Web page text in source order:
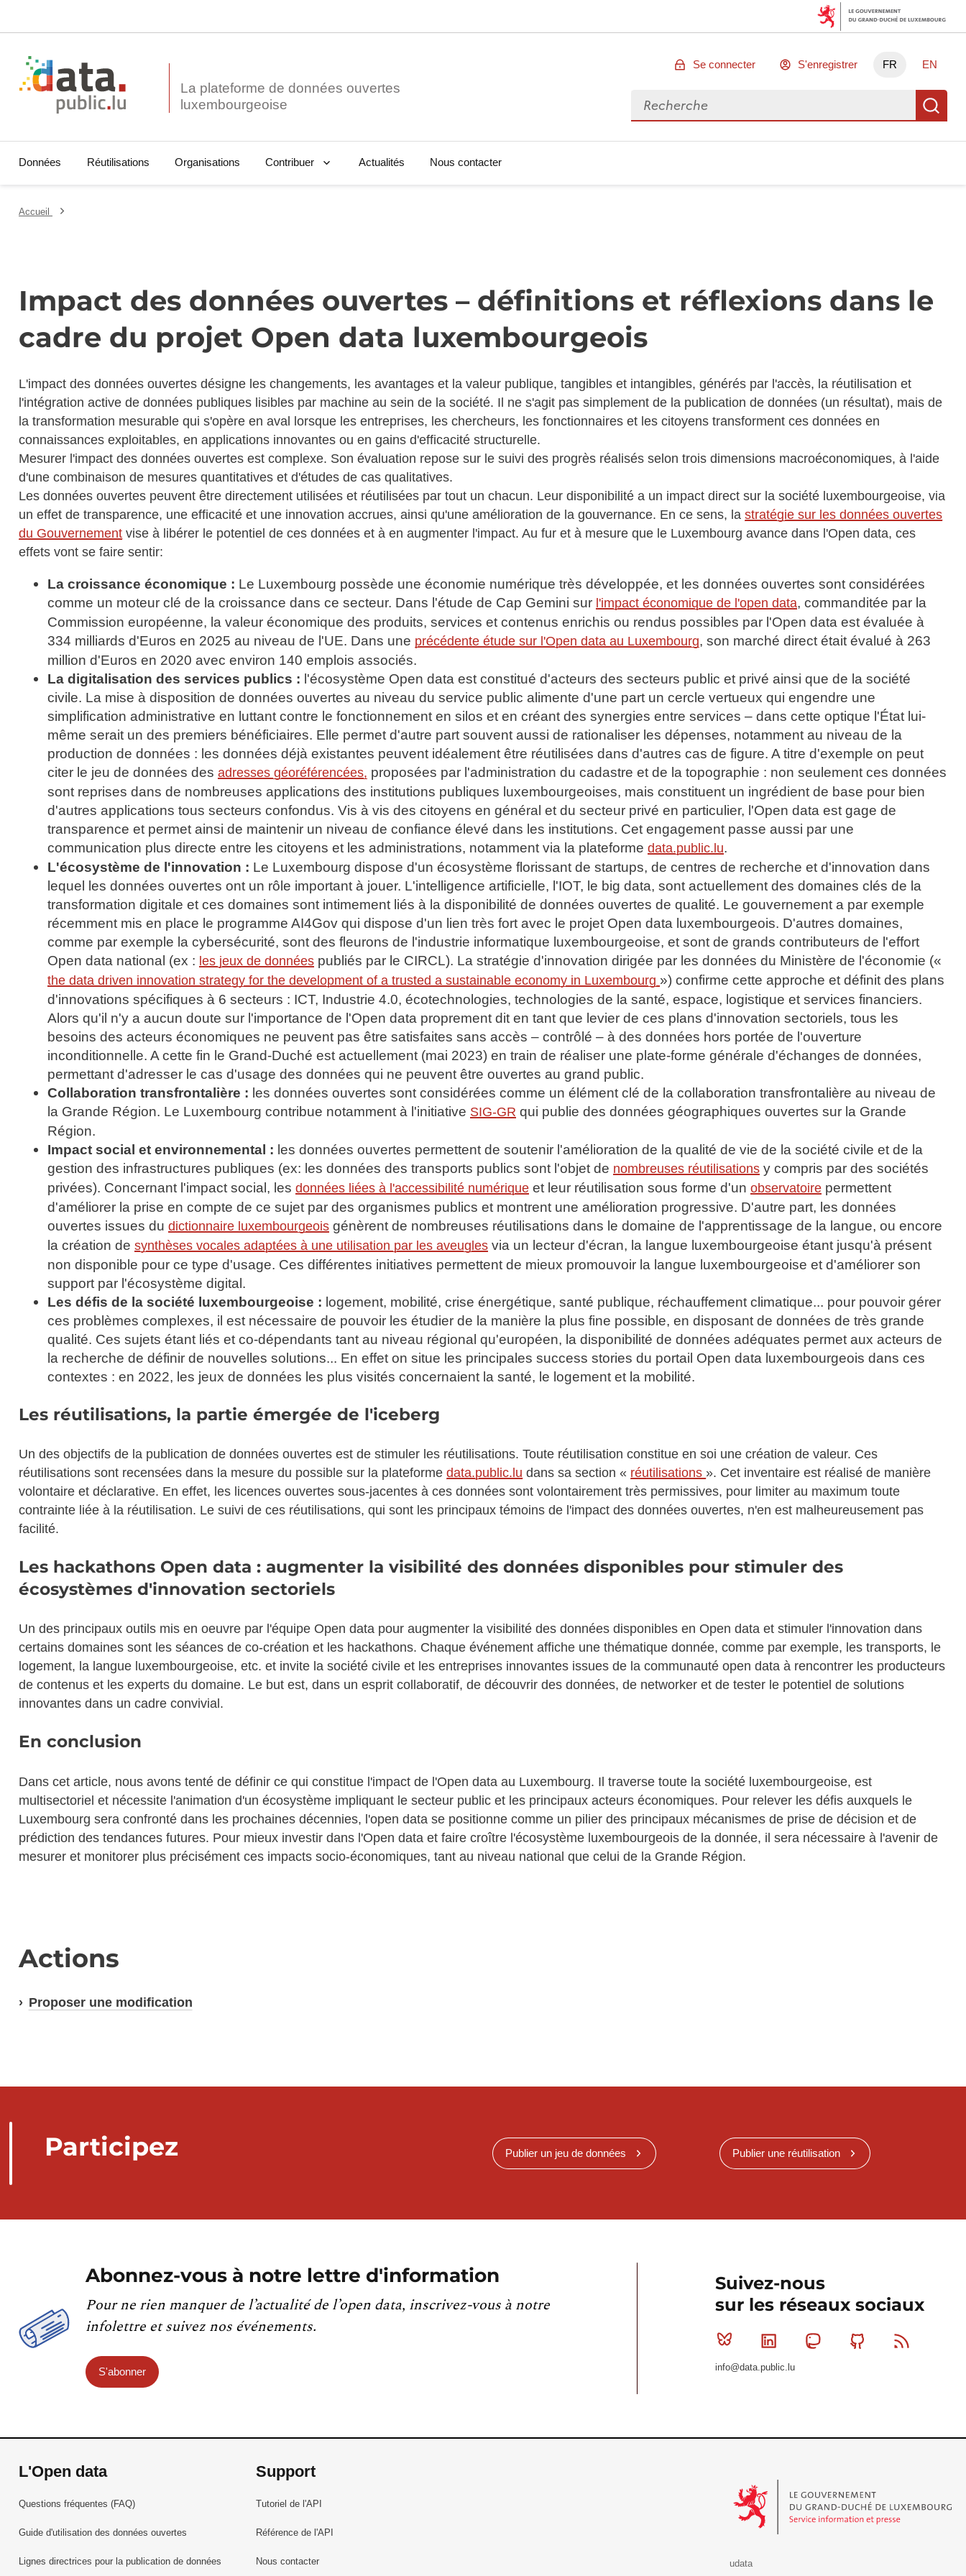
La plateforme de données ouvertes
Se connecter S'enregistrer FR EN
Rechercher des données
Données Réutilisations Organisations Contribuer Actualités Nous contacter
Accueil
Impact des données ouvertes – définitions et réflexions dans le
cadre du projet Open data luxembourgeois
L'impact des données ouvertes désigne les changements, les avantages et la valeur publique, tangibles et intangibles, générés par l'accès, la réutilisation et
l'intégration active de données publiques lisibles par machine au sein de la société. Il ne s'agit pas simplement de la publication de données (un résultat), mais de
la transformation mesurable qui s'opère en aval lorsque les entreprises, les chercheurs, les fonctionnaires et les citoyens transforment ces données en
connaissances exploitables, en applications innovantes ou en gains d'efficacité structurelle.
Mesurer l'impact des données ouvertes est complexe. Son évaluation repose sur le suivi des progrès réalisés selon trois dimensions macroéconomiques, à l'aide
d'une combinaison de mesures quantitatives et d'études de cas qualitatives.
Les données ouvertes peuvent être directement utilisées et réutilisées par tout un chacun. Leur disponibilité a un impact direct sur la société luxembourgeoise, via
un effet de transparence, une efficacité et une innovation accrues, ainsi qu'une amélioration de la gouvernance. En ce sens, lastratégie sur les données ouvertes
du Gouvernement vise à libérer le potentiel de ces données et à en augmenter l'impact. Au fur et à mesure que le Luxembourg avance dans l'Open data, ces
effets vont se faire sentir:
La croissance économique : Le Luxembourg possède une économie numérique très développée, et les données ouvertes sont considérées
comme un moteur clé de la croissance dans ce secteur. Dans l'étude de Cap Gemini sur l'impact économique de l'open data, commanditée par la
Commission européenne, la valeur économique des produits, services et contenus enrichis ou rendus possibles par l'Open data est évaluée à
334 milliards d'Euros en 2025 au niveau de l'UE. Dans une précédente étude sur l'Open data au Luxembourg, son marché direct était évalué à 263
million d'Euros en 2020 avec environ 140 emplois associés.
La digitalisation des services publics : l'écosystème Open data est constitué d'acteurs des secteurs public et privé ainsi que de la société
civile. La mise à disposition de données ouvertes au niveau du service public alimente d'une part un cercle vertueux qui engendre une
simplification administrative en luttant contre le fonctionnement en silos et en créant des synergies entre services – dans cette optique l'État lui-
même serait un des premiers bénéficiaires. Elle permet d'autre part souvent aussi de rationaliser les dépenses, notamment au niveau de la
production de données : les données déjà existantes peuvent idéalement être réutilisées dans d'autres cas de figure. A titre d'exemple on peut
citer le jeu de données des adresses géoréférencées, proposées par l'administration du cadastre et de la topographie : non seulement ces données
sont reprises dans de nombreuses applications des institutions publiques luxembourgeoises, mais constituent un ingrédient de base pour bien
d'autres applications tous secteurs confondus. Vis à vis des citoyens en général et du secteur privé en particulier, l'Open data est gage de
transparence et permet ainsi de maintenir un niveau de confiance élevé dans les institutions. Cet engagement passe aussi par une
communication plus directe entre les citoyens et les administrations, notamment via la plateforme data.public.lu.
L'écosystème de l'innovation : Le Luxembourg dispose d'un écosystème florissant de startups, de centres de recherche et d'innovation dans
lequel les données ouvertes ont un rôle important à jouer. L'intelligence artificielle, l'IOT, le big data, sont actuellement des domaines clés de la
transformation digitale et ces domaines sont intimement liés à la disponibilité de données ouvertes de qualité. Le gouvernement a par exemple
récemment mis en place le programme AI4Gov qui dispose d'un lien très fort avec le projet Open data luxembourgeois. D'autres domaines,
comme par exemple la cybersécurité, sont des fleurons de l'industrie informatique luxembourgeoise, et sont de grands contributeurs de l'effort
Open data national (ex : les jeux de donnéespubliés par le CIRCL). La stratégie d'innovation dirigée par les données du Ministère de l'économie («
the data driven innovation strategy for the development of a trusted a sustainable economy in Luxembourg ») confirme cette approche et définit des plans
d'innovations spécifiques à 6 secteurs : ICT, Industrie 4.0, écotechnologies, technologies de la santé, espace, logistique et services financiers.
Alors qu'il n'y a aucun doute sur l'importance de l'Open data proprement dit en tant que levier de ces plans d'innovation sectoriels, tous les
besoins des acteurs économiques ne peuvent pas être satisfaites sans accès – contrôlé – à des données hors portée de l'ouverture
inconditionnelle. A cette fin le Grand-Duché est actuellement (mai 2023) en train de réaliser une plate-forme générale d'échanges de données,
permettant d'adresser le cas d'usage des données qui ne peuvent être ouvertes au grand public.
Collaboration transfrontalière : les données ouvertes sont considérées comme un élément clé de la collaboration transfrontalière au niveau de
la Grande Région. Le Luxembourg contribue notamment à l'initiative SIG-GR qui publie des données géographiques ouvertes sur la Grande
Région.
Impact social et environnemental : les données ouvertes permettent de soutenir l'amélioration de la qualité de vie de la société civile et de la
gestion des infrastructures publiques (ex: les données des transports publics sont l'objet de nombreuses réutilisationsy compris par des sociétés
privées). Concernant l'impact social, les données liées à l'accessibilité numériqueet leur réutilisation sous forme d'un observatoirepermettent
d'améliorer la prise en compte de ce sujet par des organismes publics et montrent une amélioration progressive. D'autre part, les données
ouvertes issues du dictionnaire luxembourgeoisgénèrent de nombreuses réutilisations dans le domaine de l'apprentissage de la langue, ou encore
la création de synthèses vocales adaptées à une utilisation par les aveuglesvia un lecteur d'écran, la langue luxembourgeoise étant jusqu'à présent
non disponible pour ce type d'usage. Ces différentes initiatives permettent de mieux promouvoir la langue luxembourgeoise et d'améliorer son
support par l'écosystème digital.
Les défis de la société luxembourgeoise : logement, mobilité, crise énergétique, santé publique, réchauffement climatique... pour pouvoir gérer
ces problèmes complexes, il est nécessaire de pouvoir les étudier de la manière la plus fine possible, en disposant de données de très grande
qualité. Ces sujets étant liés et co-dépendants tant au niveau régional qu'européen, la disponibilité de données adéquates permet aux acteurs de
la recherche de définir de nouvelles solutions... En effet on situe les principales success stories du portail Open data luxembourgeois dans ces
contextes : en 2022, les jeux de données les plus visités concernaient la santé, le logement et la mobilité.
Les réutilisations, la partie émergée de l'iceberg
Un des objectifs de la publication de données ouvertes est de stimuler les réutilisations. Toute réutilisation constitue en soi une création de valeur. Ces
réutilisations sont recensées dans la mesure du possible sur la plateformedata.public.lu dans sa section « réutilisations ». Cet inventaire est réalisé de manière
volontaire et déclarative. En effet, les licences ouvertes sous-jacentes à ces données sont volontairement très permissives, pour limiter au maximum toute
contrainte liée à la réutilisation. Le suivi de ces réutilisations, qui sont les principaux témoins de l'impact des données ouvertes, n'en est malheureusement pas
facilité.
Les hackathons Open data : augmenter la visibilité des données disponibles pour stimuler des
écosystèmes d'innovation sectoriels
Un des principaux outils mis en oeuvre par l'équipe Open data pour augmenter la visibilité des données disponibles en Open data et stimuler l'innovation dans
certains domaines sont les séances de co-création et les hackathons. Chaque événement affiche une thématique donnée, comme par exemple, les transports, le
logement, la langue luxembourgeoise, etc. et invite la société civile et les entreprises innovantes issues de la communauté open data à rencontrer les producteurs
de contenus et les experts du domaine. Le but est, dans un esprit collaboratif, de découvrir des données, de networker et de tester le potentiel de solutions
innovantes dans un cadre convivial.
En conclusion
Dans cet article, nous avons tenté de définir ce qui constitue l'impact de l'Open data au Luxembourg. Il traverse toute la société luxembourgeoise, est
multisectoriel et nécessite l'animation d'un écosystème impliquant le secteur public et les principaux acteurs économiques. Pour relever les défis auxquels le
Luxembourg sera confronté dans les prochaines décennies, l'open data se positionne comme un pilier des principaux mécanismes de prise de décision et de
prédiction des tendances futures. Pour mieux investir dans l'Open data et faire croître l'écosystème luxembourgeois de la donnée, il sera nécessaire à l'avenir de
mesurer et monitorer plus précisément ces impacts socio-économiques, tant au niveau national que celui de la Grande Région.
Actions
Proposer une modification
Participez Publier un jeu de données Publier une réutilisation
Abonnez-vous à notre lettre d'information
Pour ne rien manquer de l’actualité de l’open data, inscrivez-vous à notre
infolettre et suivez nos événements.
S'abonner
Suivez-nous
sur les réseaux sociaux
Bluesky Linkedin MastodonGithub
info@data.public.lu
L'Open data
Questions fréquentes (FAQ)
Guide d'utilisation des données ouvertes
Lignes directrices pour la publication de données
Support
Tutoriel de l'API
Référence de l'API
Nous contacter udata